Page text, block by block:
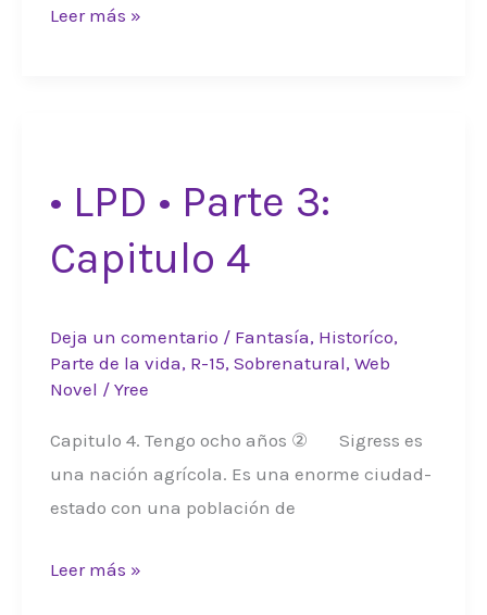
•
Capitulo
Leer más »
• LPD • Parte 3:
Capitulo 4
Deja un comentario / Fantasía, Historíco,
Parte de la vida, R-15, Sobrenatural, Web
Novel / Yree
Capitulo 4. Tengo ocho años ② Sigress es
una nación agrícola. Es una enorme ciudad-
estado con una población de
•Leer más »